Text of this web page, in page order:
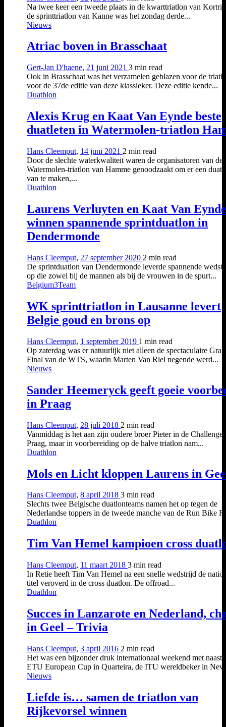
Na twee keer een tweede plaats in de kwarttriatlon van
de sprinttriatlon van Kanne was het zondag derde...
Nieuws
Atriac boven in Brasschaat
Gert-Jan D'haene, 21 juni 2021 3 min read
Ook in Brasschaat was het verzamelen geblazen voor de
voor de 37de editie van deze klassieker. Deze editie kende...
Duathlon
Alexis Krug en Kaat Van Eynde beste
duatleten in Watermolen-triatlon
Hans Cleemput, 14 juni 2021 2 min read
Door de slechte waterkwaliteit waren de organisatoren van de
Watermolen-triatlon van Hamme genoodzaakt om er een
van te maken,...
Duathlon
Laurens Verluyten en Kaat Van Eynde
winnen spannende sprintduatlon in
Dendermonde
Hans Cleemput, 27 september 2020 2 min read
De sprintduatlon van Dendermonde leverde spannende
op die zowel bij de mannen als bij de vrouwen in de spurt...
Belgium3Team
WK sprinttriatlon in Lausanne levert
Belgie goud en brons op
Hans Cleemput, 1 september 2019 1 min read
Op zaterdag was er natuurlijk niet alleen de spectaculaire
Final van de WTS, waarin Marten Van Riel negende werd...
Nieuws
Sander Heemeryck geeft goeie
in Praag
Hans Cleemput, 28 juli 2018 2 min read
Vanmiddag is het aan zijn oudere broer Pieter in de Challenge
Praag, maar in voorbereiding op de halve triatlon nam...
Duathlon
Mols en Licht kloppen Laurens in
Hans Cleemput, 8 april 2018 3 min read
Slechts twee Belgische duatlonteams namen het op tegen de
Nederlandse toppers in de tweede manche van de Run Bike
Duathlon
Tim Van Hemel kampioen cross
Hans Cleemput, 11 maart 2018 3 min read
In Retie heeft Tim Van Hemel na een snelle wedstrijd de
titel veroverd in de cross duatlon. De offroad...
Duathlon
Succes in Lanzarote en Nederland,
in Geel – Trivia
Hans Cleemput, 3 april 2016 2 min read
Het was een bijzonder druk internationaal weekend met naast
ETU European Cup in Quarteira, de ITU wereldbeker in
Nieuws
Liefde is… samen de triatlon van
Rijkevorsel winnen